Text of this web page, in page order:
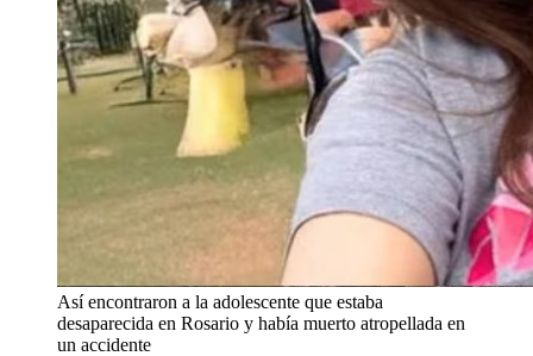
Así encontraron a la adolescente que estaba
desaparecida en Rosario y había muerto atropellada en
un accidente